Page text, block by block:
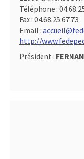
Téléphone :
Fax : 04.68.25.67.73
Email :
http://
Président :